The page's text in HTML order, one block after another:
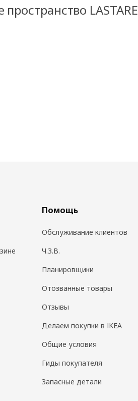
LASTARE
Помощь
Обслуживание клиентов
Ч.З.В.
Планировщики
Отозванные товары
Отзывы
Делаем покупки в IKEA
Общие условия
Гиды покупателя
Запасные детали